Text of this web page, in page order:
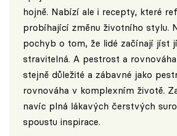
hojně. Nabízí ale i recepty, které
probíhající změnu životního stylu.
pochyb o tom, že lidé začínají jíst
stravitelná. A pestrost a
stejně důležité a zábavné jako
rovnováha v komplexním životě.
navíc plná lákavých čerstvých
spoustu inspirace.